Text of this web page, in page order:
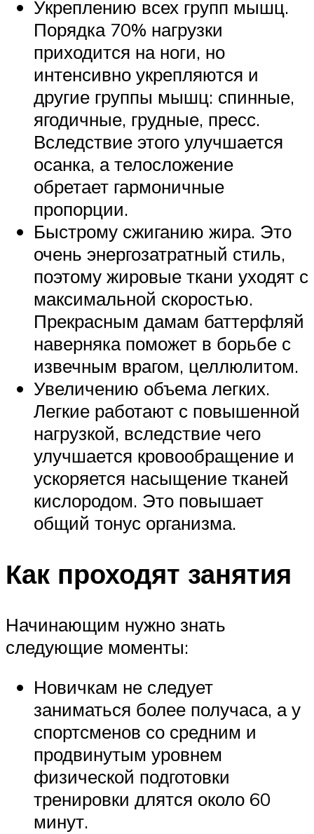
Укреплению всех групп мышц.
Порядка 70% нагрузки
приходится на ноги, но
интенсивно укрепляются и
другие группы мышц: спинные,
ягодичные, грудные, пресс.
Вследствие этого улучшается
осанка, а телосложение
обретает гармоничные
пропорции.
Быстрому сжиганию жира. Это
очень энергозатратный стиль,
поэтому жировые ткани уходят с
максимальной скоростью.
Прекрасным дамам баттерфляй
наверняка поможет в борьбе с
извечным врагом, целлюлитом.
Увеличению объема легких.
Легкие работают с повышенной
нагрузкой, вследствие чего
улучшается кровообращение и
ускоряется насыщение тканей
кислородом. Это повышает
общий тонус организма.
Как проходят занятия
Начинающим нужно знать
следующие моменты:
Новичкам не следует
заниматься более получаса, а у
спортсменов со средним и
продвинутым уровнем
физической подготовки
тренировки длятся около 60
минут.